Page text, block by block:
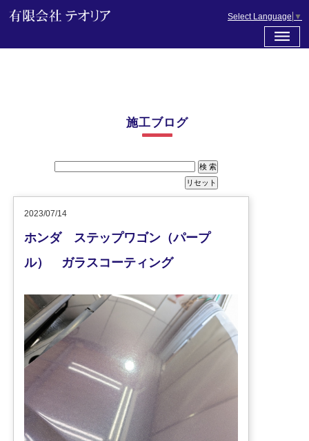
Select Language ▼
施工ブログ
2023/07/14
ホンダ ステップワゴン（パープ
ル） ガラスコーティング